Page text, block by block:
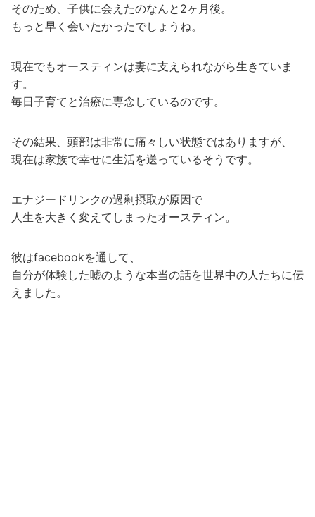
そのため、子供に会えたのなんと2ヶ月後。
もっと早く会いたかったでしょうね。
現在でもオースティンは妻に支えられながら生きていま
す。
毎日子育てと治療に専念しているのです。
その結果、頭部は非常に痛々しい状態ではありますが、
現在は家族で幸せに生活を送っているそうです。
エナジードリンクの過剰摂取が原因で
人生を大きく変えてしまったオースティン。
彼はfacebookを通して、
自分が体験した嘘のような本当の話を世界中の人たちに伝
えました。